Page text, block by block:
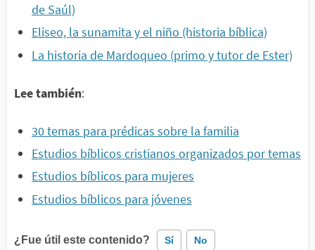
de Saúl)
Eliseo, la sunamita y el niño (historia bíblica)
La historia de Mardoqueo (primo y tutor de Ester)
Lee también:
30 temas para prédicas sobre la familia
Estudios bíblicos cristianos organizados por temas
Estudios bíblicos para mujeres
Estudios bíblicos para jóvenes
¿Fue útil este contenido? Sí No